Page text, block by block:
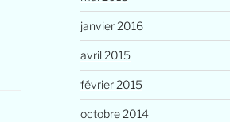
janvier 2016
avril 2015
février 2015
octobre 2014